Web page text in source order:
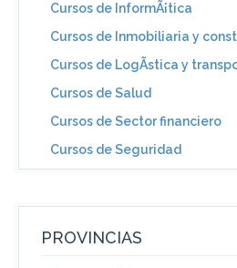
Cursos de InformÃ¡tica
Cursos de Inmobiliaria y
Cursos de LogÃ­stica y
Cursos de Salud
Cursos de Sector financiero
Cursos de Seguridad
PROVINCIAS